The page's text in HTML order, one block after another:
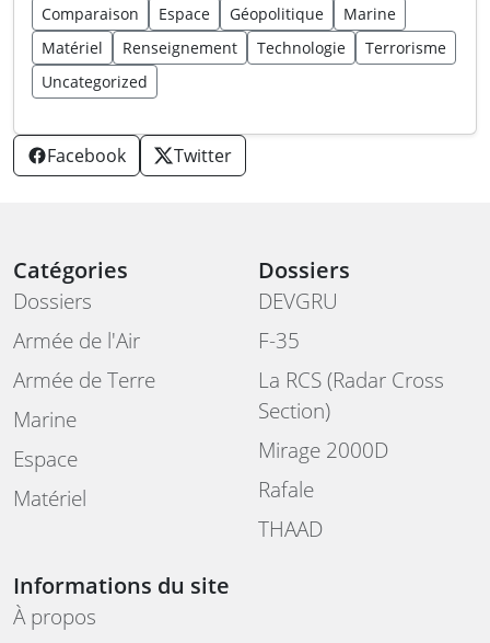
Comparaison
Espace Géopolitique
Marine
Matériel
Renseignement Technologie
Terrorisme
Uncategorized
Facebook Twitter
Catégories
Dossiers
Armée de l'Air
Armée de Terre
Marine
Espace
Matériel
Dossiers
DEVGRU
F-35
La RCS (Radar Cross
Section)
Mirage 2000D
Rafale
THAAD
Informations du site
À propos